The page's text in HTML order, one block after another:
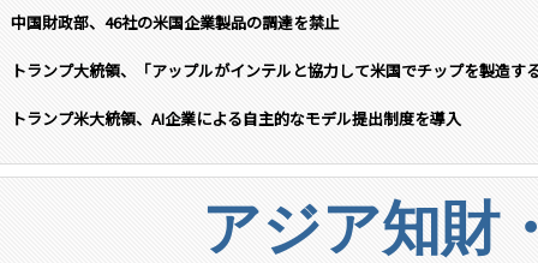
中国財政部、46社の米国企業製品の調達を禁止
トランプ大統領、「アップルがインテルと協力して米国でチップを製造す
トランプ米大統領、AI企業による自主的なモデル提出制度を導入
アジア知財